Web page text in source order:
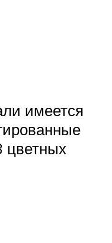
имеется
цветных